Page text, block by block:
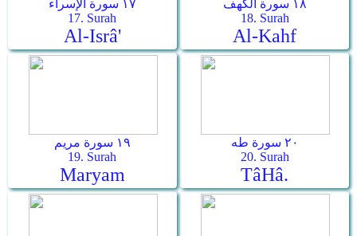
١٧ سورة الإسراء
17. Surah
Al-Isrâ'
١٨ سورة الكهف
18. Surah
Al-Kahf
١٩ سورة مريم
19. Surah
Maryam
٢٠ سورة طه
20. Surah
Tâ­Hâ.